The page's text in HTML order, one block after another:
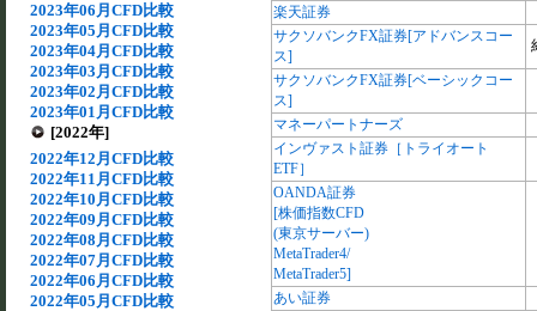
2023年06月CFD比較
2023年05月CFD比較
2023年04月CFD比較
2023年03月CFD比較
2023年02月CFD比較
2023年01月CFD比較
[2022年]
2022年12月CFD比較
2022年11月CFD比較
2022年10月CFD比較
2022年09月CFD比較
2022年08月CFD比較
2022年07月CFD比較
2022年06月CFD比較
2022年05月CFD比較
楽天証券
サクソバンクFX証券[アドバンスコー
ス]
サクソバンクFX証券[ベーシックコー
ス]
マネーパートナーズ
インヴァスト証券［トライオート
ETF］
OANDA証券
[株価指数CFD
(東京サーバー)
MetaTrader4/
MetaTrader5]
あい証券